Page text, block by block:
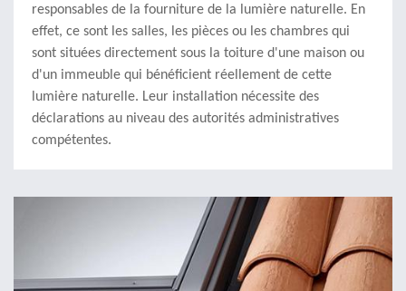
responsables de la fourniture de la lumière naturelle. En
effet, ce sont les salles, les pièces ou les chambres qui
sont situées directement sous la toiture d'une maison ou
d'un immeuble qui bénéficient réellement de cette
lumière naturelle. Leur installation nécessite des
déclarations au niveau des autorités administratives
compétentes.